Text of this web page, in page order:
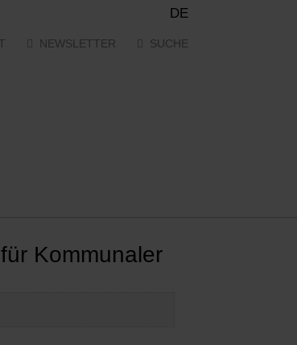
NEWSLETTER SUCHE
DE
Kommunaler